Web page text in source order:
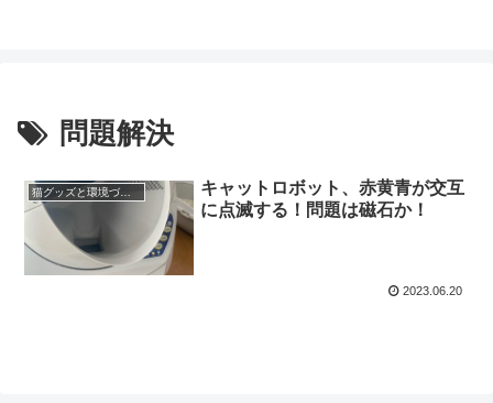
問題解決
猫グッズと環境づくり
キャットロボット、赤黄青が交互
に点滅する！問題は磁石か！
2023.06.20